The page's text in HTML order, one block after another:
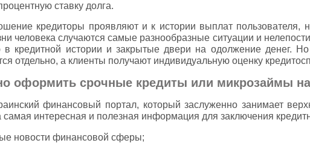
ставку долга.
кредиторы проявляют и к истории выплат
человека случаются самые разнообразные ситуации и
в кредитной истории и закрытые двери на одолжение денег.
отдельно, а клиенты получают индивидуальную оценку
оформить срочные кредиты или микрозаймы
финансовый портал, который заслуженно занимает
самая интересная и полезная информация для заключения
новости финансовой сферы;